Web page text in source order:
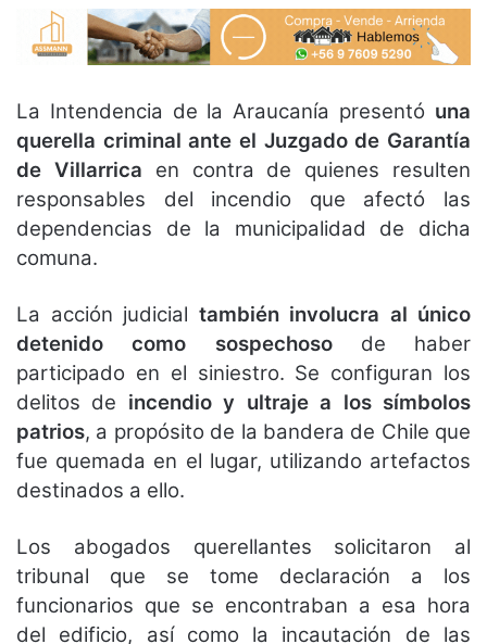
La Intendencia de la Araucanía presentó una
querella criminal ante el Juzgado de Garantía
de Villarrica en contra de quienes resulten
responsables del incendio que afectó las
dependencias de la municipalidad de dicha
comuna.
La acción judicial también involucra al único
detenido como sospechosode haber
participado en el siniestro. Se configuran los
delitos de incendio y ultraje a los símbolos
patrios, a propósito de la bandera de Chile que
fue quemada en el lugar, utilizando artefactos
destinados a ello.
Los abogados querellantes solicitaron al
tribunal que se tome declaración a los
funcionarios que se encontraban a esa hora
del edificio, así como la incautación de las